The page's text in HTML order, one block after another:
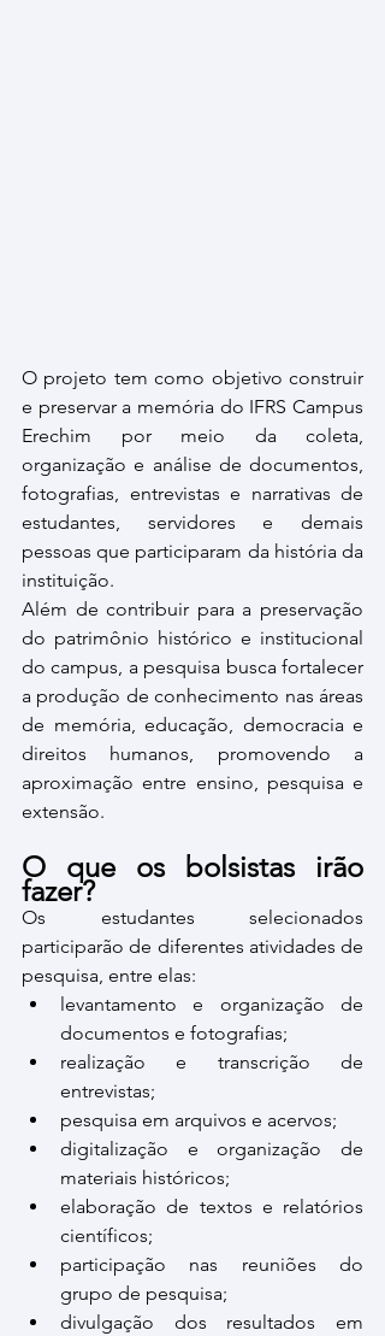
O projeto tem como objetivo construir
e preservar a memória do IFRS Campus
Erechim por meio da coleta,
organização e análise de documentos,
fotografias, entrevistas e narrativas de
estudantes, servidores e demais
pessoas que participaram da história da
instituição.
Além de contribuir para a preservação
do patrimônio histórico e institucional
do campus, a pesquisa busca fortalecer
a produção de conhecimento nas áreas
de memória, educação, democracia e
direitos humanos, promovendo a
aproximação entre ensino, pesquisa e
extensão.
O que os bolsistas irão
fazer?
Os estudantes selecionados
participarão de diferentes atividades de
pesquisa, entre elas:
levantamento e organização de
documentos e fotografias;
realização e transcrição de
entrevistas;
pesquisa em arquivos e acervos;
digitalização e organização de
materiais históricos;
elaboração de textos e relatórios
científicos;
participação nas reuniões do
grupo de pesquisa;
divulgação dos resultados em